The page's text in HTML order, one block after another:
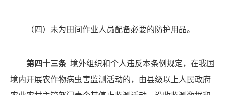
（四） 未为田间作业人员配备必要的防护用品。
第四十三条 境外组织和个人违反本条例规定，在我国
境内开展农作物病虫害监测活动的，由县级以上人民政府